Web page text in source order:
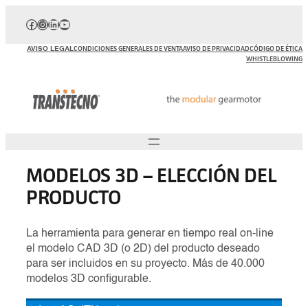
Facebook
Instagram
LinkedIn
YouTube
AVISO LEGALCONDICIONES GENERALES DE VENTAAVISO DE PRIVACIDADCÓDIGO DE ÉTICA
WHISTLEBLOWING
MODELOS 3D – ELECCIÓN DEL
PRODUCTO
La herramienta para generar en tiempo real on-line
el modelo CAD 3D (o 2D) del producto deseado
para ser incluidos en su proyecto. Más de 40.000
modelos 3D configurable.